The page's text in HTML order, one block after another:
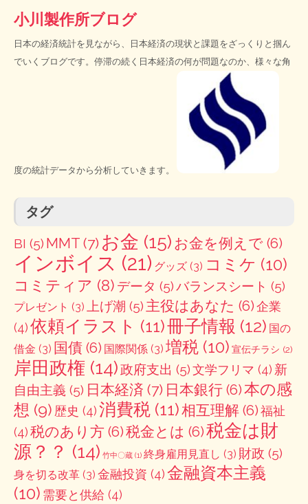
小川製作所ブログ
日本の経済統計を見ながら、日本経済の現状と課題をざっくりと掴ん
でいくブログです。停滞の続く日本経済の何が問題なのか、様々な角
度の統計データから分析していきます。
タグ
BI (5) MMT (7) お金 (15) お金を例えで (6)
インボイス (21) グッズ (3) コミケ (10)
コミティア (8) データ (5)バランスシート (5)
プレゼント (3) 上げ潮 (5) 主役はあなた (6)企業
(4)依頼イラスト (11)冊子情報 (12) 国の
借金 (3) 国債 (6) 国際関係 (3) 増税 (10) 宣伝チラシ (2)
岸田政権 (14)政府支出 (5)文学フリマ (4) 新
自由主義 (5) 日本経済 (7) 日本銀行 (6)本の感
想 (9) 歴史 (4)消費税 (11)相互理解 (6)福祉
(4)税のあり方 (6)税金とは (6)税金は財
源？？ (14) 竹中〇蔵 (1) 終身雇用見直し (3) 財政 (5)
身を切る改革 (3) 金融投資 (4)金融資本主義
(10) 需要と供給 (4)